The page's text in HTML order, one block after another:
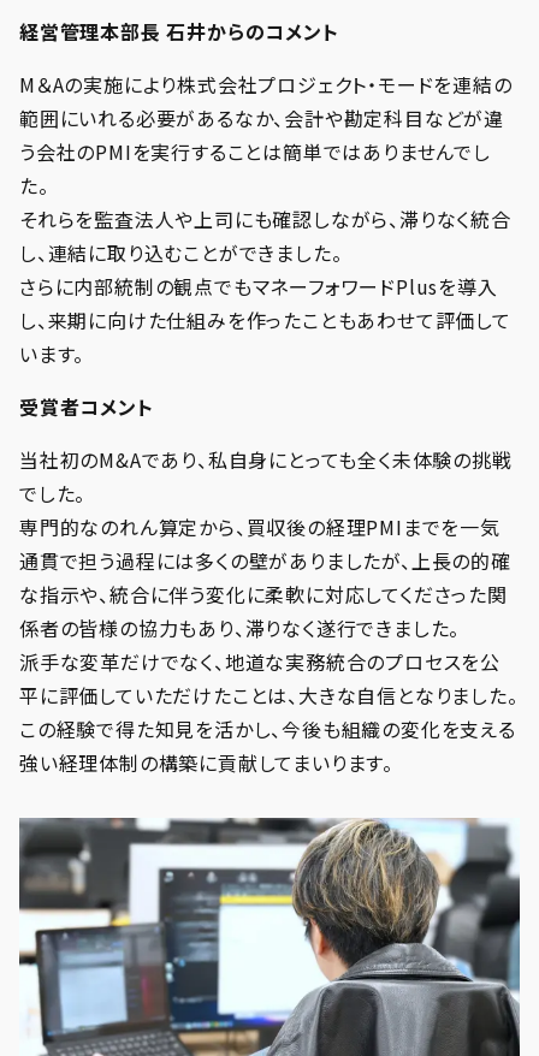
経営管理本部長 石井からのコメント
M＆Aの実施により株式会社プロジェクト・モードを連結の
範囲にいれる必要があるなか、会計や勘定科目などが違
う会社のPMIを実行することは簡単ではありませんでし
た。
それらを監査法人や上司にも確認しながら、滞りなく統合
し、連結に取り込むことができました。
さらに内部統制の観点でもマネーフォワードPlusを導入
し、来期に向けた仕組みを作ったこともあわせて評価して
います。
受賞者コメント
当社初のM&Aであり、私自身にとっても全く未体験の挑戦
でした。
専門的なのれん算定から、買収後の経理PMIまでを一気
通貫で担う過程には多くの壁がありましたが、上長の的確
な指示や、統合に伴う変化に柔軟に対応してくださった関
係者の皆様の協力もあり、滞りなく遂行できました。
派手な変革だけでなく、地道な実務統合のプロセスを公
平に評価していただけたことは、大きな自信となりました。
この経験で得た知見を活かし、今後も組織の変化を支える
強い経理体制の構築に貢献してまいります。